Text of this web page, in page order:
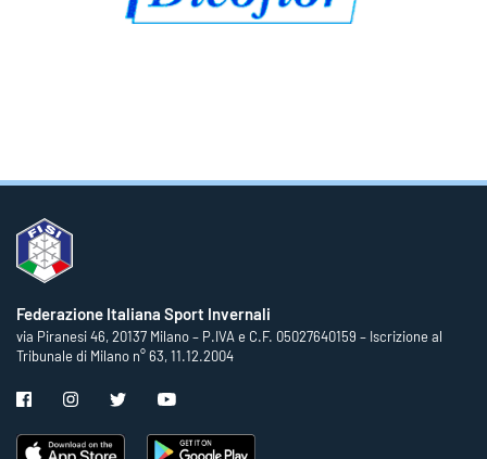
Federazione Italiana Sport Invernali
via Piranesi 46, 20137 Milano – P.IVA e C.F. 05027640159 – Iscrizione al
Tribunale di Milano n° 63, 11.12.2004